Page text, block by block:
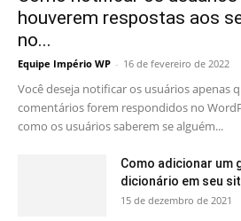
houverem respostas aos
no...
Equipe Império WP - 16 de fevereiro de 2022
Você deseja notificar os usuários apenas
comentários forem respondidos no
como os usuários saberem se alguém...
Como adicionar um
dicionário em seu
15 de dezembro de 2021